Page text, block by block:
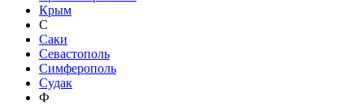
Крым
С
Саки
Севастополь
Симферополь
Судак
Ф